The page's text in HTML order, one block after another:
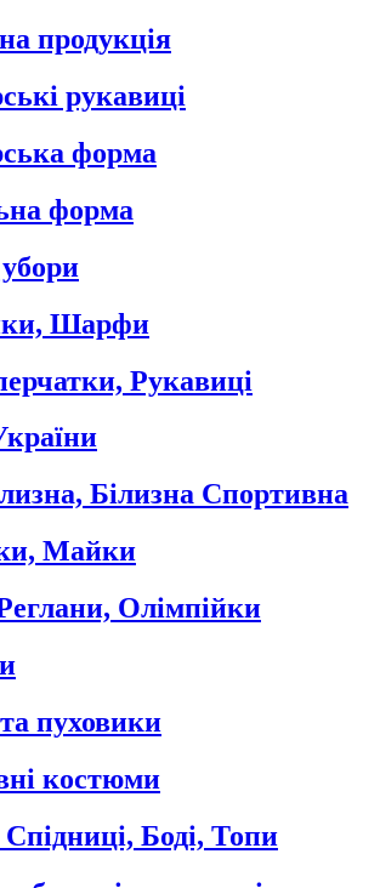
продукція
рукавиці
форма
форма
Шарфи
Рукавиці
Білизна Спортивна
Майки
Олімпійки
пуховики
костюми
Боді, Топи